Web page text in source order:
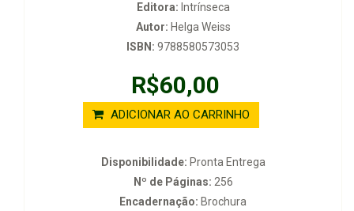
Editora: Intrínseca
Autor: Helga Weiss
ISBN: 9788580573053
R$60,00
ADICIONAR AO CARRINHO
Disponibilidade: Pronta Entrega
Nº de Páginas: 256
Encadernação: Brochura